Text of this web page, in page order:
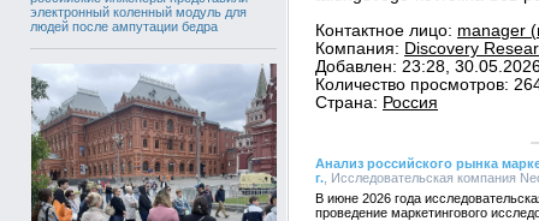
электронный коленный модуль для
людей после ампутации бедра
Контактное лицо: manager
Компания: Discovery
Добавлен: 23:28,
Количество просмотров:
Страна: Россия
Анализ российского рынка
г. , Исследовательская компания
В июне 2026 года
проведение маркетингового